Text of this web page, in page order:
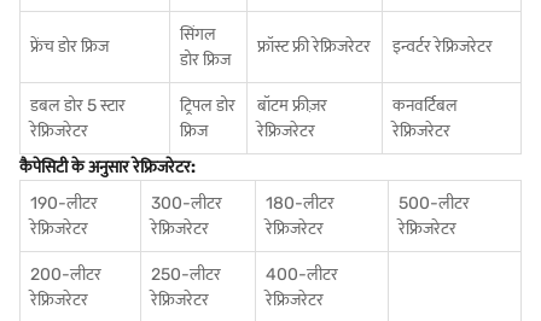
फ्रेंच डोर फ्रिज
सिंगल
डोर फ्रिज
फ्रॉस्ट फ्री रेफ्रिजरेटर इन्वर्टर रेफ्रिजरेटर
डबल डोर 5 स्टार
रेफ्रिजरेटर
ट्रिपल डोर
फ्रिज
बॉटम फ्रीज़र
रेफ्रिजरेटर
कनवर्टिबल
रेफ्रिजरेटर
कैपेसिटी के अनुसार रेफ्रिजरेटर:
190-लीटर
रेफ्रिजरेटर
300-लीटर
रेफ्रिजरेटर
180-लीटर
रेफ्रिजरेटर
500-लीटर
रेफ्रिजरेटर
200-लीटर
रेफ्रिजरेटर
250-लीटर
रेफ्रिजरेटर
400-लीटर
रेफ्रिजरेटर